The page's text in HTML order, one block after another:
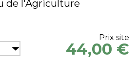
de l'Agriculture
Prix site
44,00 €